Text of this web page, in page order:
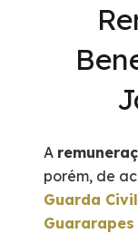
A
porém, de
Guarda
Guararapes